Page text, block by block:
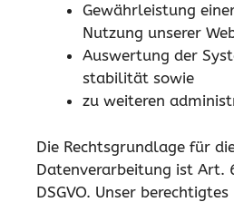
Gewährleistung
Nutzung unserer
Auswertung der
stabilität sowie
zu weiteren
Die Rechtsgrundlage für
Datenverarbeitung ist Art.
DSGVO. Unser